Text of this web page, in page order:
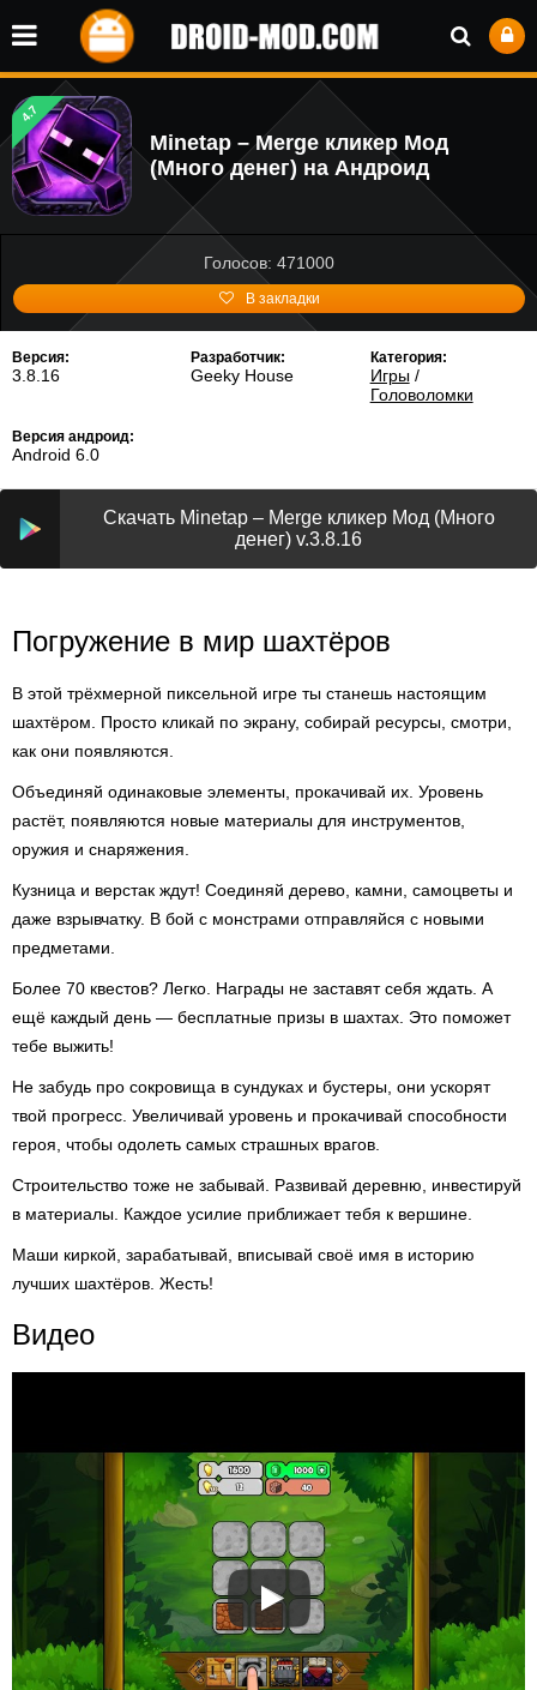
4.7
Minetap – Merge кликер Мод
(Много денег) на Андроид
Голосов: 471000
В закладки
Версия:
3.8.16
Разработчик:
Geeky House
Категория:
Игры/
Головоломки
Версия андроид:
Android 6.0
Скачать Minetap – Merge кликер Мод (Много
денег) v.3.8.16
Погружение в мир шахтёров
В этой трёхмерной пиксельной игре ты станешь настоящим
шахтёром. Просто кликай по экрану, собирай ресурсы, смотри,
как они появляются.
Объединяй одинаковые элементы, прокачивай их. Уровень
растёт, появляются новые материалы для инструментов,
оружия и снаряжения.
Кузница и верстак ждут! Соединяй дерево, камни, самоцветы и
даже взрывчатку. В бой с монстрами отправляйся с новыми
предметами.
Более 70 квестов? Легко. Награды не заставят себя ждать. А
ещё каждый день — бесплатные призы в шахтах. Это поможет
тебе выжить!
Не забудь про сокровища в сундуках и бустеры, они ускорят
твой прогресс. Увеличивай уровень и прокачивай способности
героя, чтобы одолеть самых страшных врагов.
Строительство тоже не забывай. Развивай деревню, инвестируй
в материалы. Каждое усилие приближает тебя к вершине.
Маши киркой, зарабатывай, вписывай своё имя в историю
лучших шахтёров. Жесть!
Видео